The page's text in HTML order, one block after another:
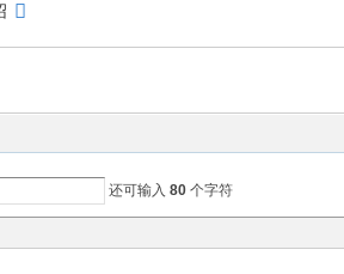
还可输入 80 个字符